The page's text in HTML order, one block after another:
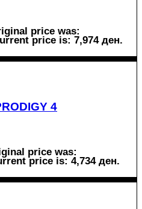
price was:
price is: 7,974 ден.
4
price was:
price is: 4,734 ден.